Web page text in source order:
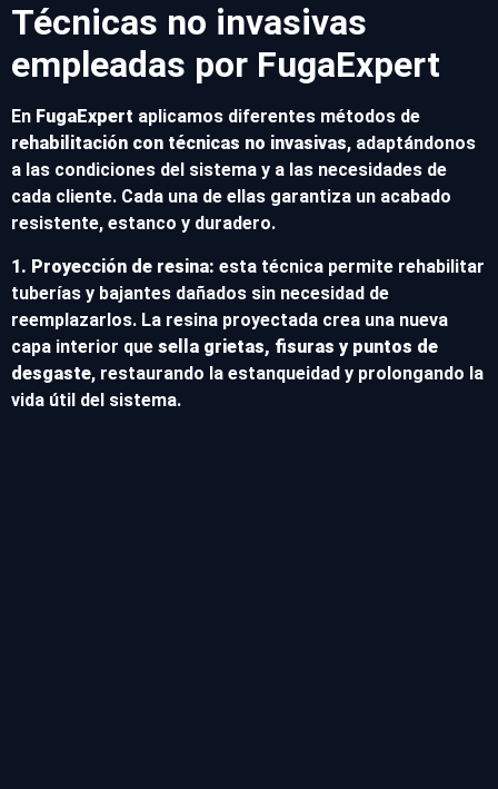
Técnicas no invasivas
empleadas por FugaExpert
En FugaExpert aplicamos diferentes métodos de
rehabilitación con técnicas no invasivas, adaptándonos
a las condiciones del sistema y a las necesidades de
cada cliente. Cada una de ellas garantiza un acabado
resistente, estanco y duradero.
1. Proyección de resina: esta técnica permite rehabilitar
tuberías y bajantes dañados sin necesidad de
reemplazarlos. La resina proyectada crea una nueva
capa interior que sella grietas, fisuras y puntos de
desgaste, restaurando la estanqueidad y prolongando la
vida útil del sistema.